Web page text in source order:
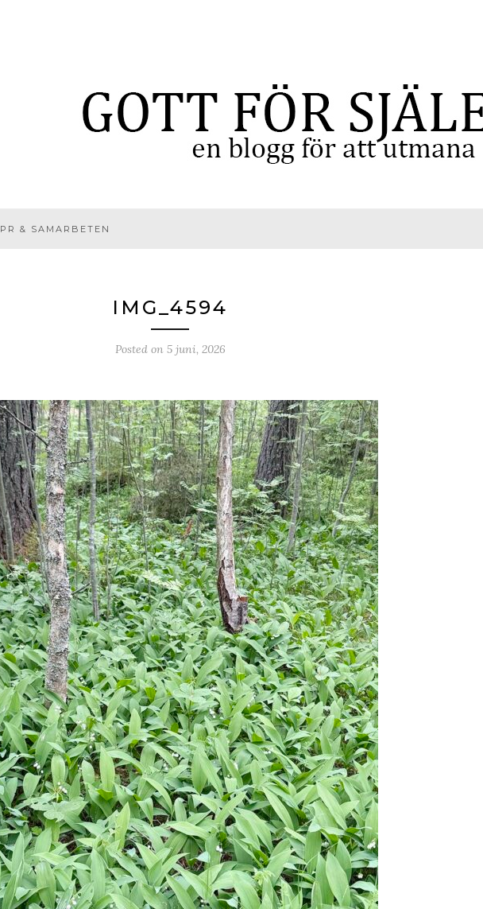
PR & SAMARBETEN
IMG_4594
Posted on 5 juni, 2026